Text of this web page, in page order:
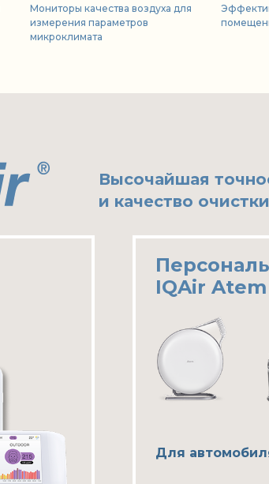
Мониторы качества воздуха для
измерения параметров
микроклимата
Высочайшая
и качество
IQAir Atem
Для